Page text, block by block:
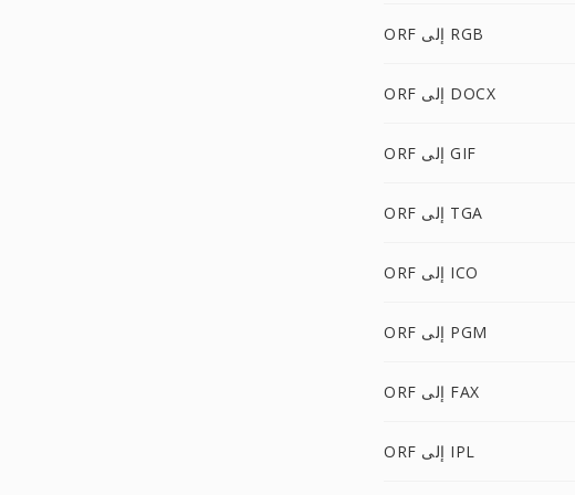
ORF إلى RGB
ORF إلى DOCX
ORF إلى GIF
ORF إلى TGA
ORF إلى ICO
ORF إلى PGM
ORF إلى FAX
ORF إلى IPL